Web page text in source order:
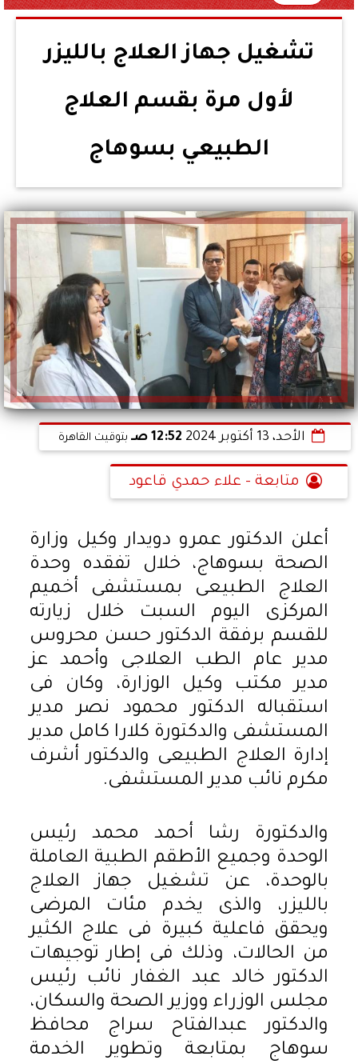
تشغيل جهاز العلاج بالليزر
لأول مرة بقسم العلاج
الطبيعي بسوهاج
الأحد، 13 أكتوبر 2024 12:52 صـ بتوقيت القاهرة
متابعة - علاء حمدي قاعود
أعلن الدكتور عمرو دويدار وكيل وزارة
الصحة بسوهاج، خلال تفقده وحدة
العلاج الطبيعى بمستشفى أخميم
المركزى اليوم السبت خلال زيارته
للقسم برفقة الدكتور حسن محروس
مدير عام الطب العلاجى وأحمد عز
مدير مكتب وكيل الوزارة، وكان فى
استقباله الدكتور محمود نصر مدير
المستشفى والدكتورة كلارا كامل مدير
إدارة العلاج الطبيعى والدكتور أشرف
مكرم نائب مدير المستشفى.
والدكتورة رشا أحمد محمد رئيس
الوحدة وجميع الأطقم الطبية العاملة
بالوحدة، عن تشغيل جهاز العلاج
بالليزر، والذى يخدم مئات المرضى
ويحقق فاعلية كبيرة فى علاج الكثير
من الحالات، وذلك فى إطار توجيهات
الدكتور خالد عبد الغفار نائب رئيس
مجلس الوزراء ووزير الصحة والسكان،
والدكتور عبدالفتاح سراج محافظ
سوهاج بمتابعة وتطوير الخدمة